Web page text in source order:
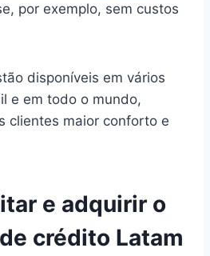
por exemplo, sem custos
disponíveis em vários
e em todo o mundo,
clientes maior conforto e
e adquirir o
crédito Latam